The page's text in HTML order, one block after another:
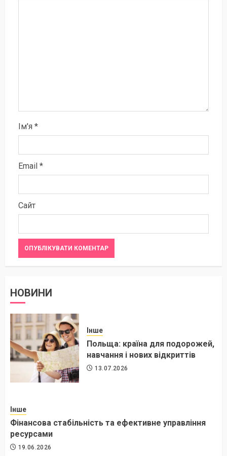
Ім'я *
Email *
Сайт
НОВИНИ
Інше
Польща: країна для подорожей,
навчання і нових відкриттів
13.07.2026
Інше
Фінансова стабільність та ефективне управління
ресурсами
19.06.2026